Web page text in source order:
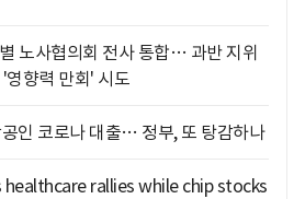
노사협의회 전사 통합… 과반 지위
영향력 만회' 시도
인 코로나 대출… 정부, 또 탕감하나
healthcare rallies while chip stocks